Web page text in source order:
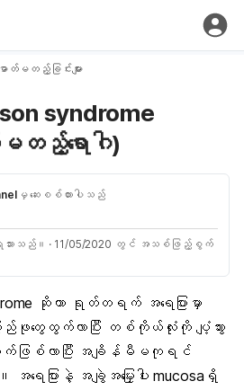
ဓာတ်မတည့်ခြင်းများ
syndrome
တည့်ရောဂါ)
မှ ဆေးစစ်ထားပါသည်
သားသည်။ · 11/05/2020 တွင် အသစ်ဖြည့်စွက်
ဆိုတာ ရုတ်တရက် အရေပြားမှာ
တွေထွက်လာပြီး တစ်ကိုယ်လုံးကို ပျံ့သွား
ျက်ဖြစ်လာပြီး အချိန်မီမကုရင်
ပြားနဲ့ အချွဲအမြှေးပါး mucosaရှိ